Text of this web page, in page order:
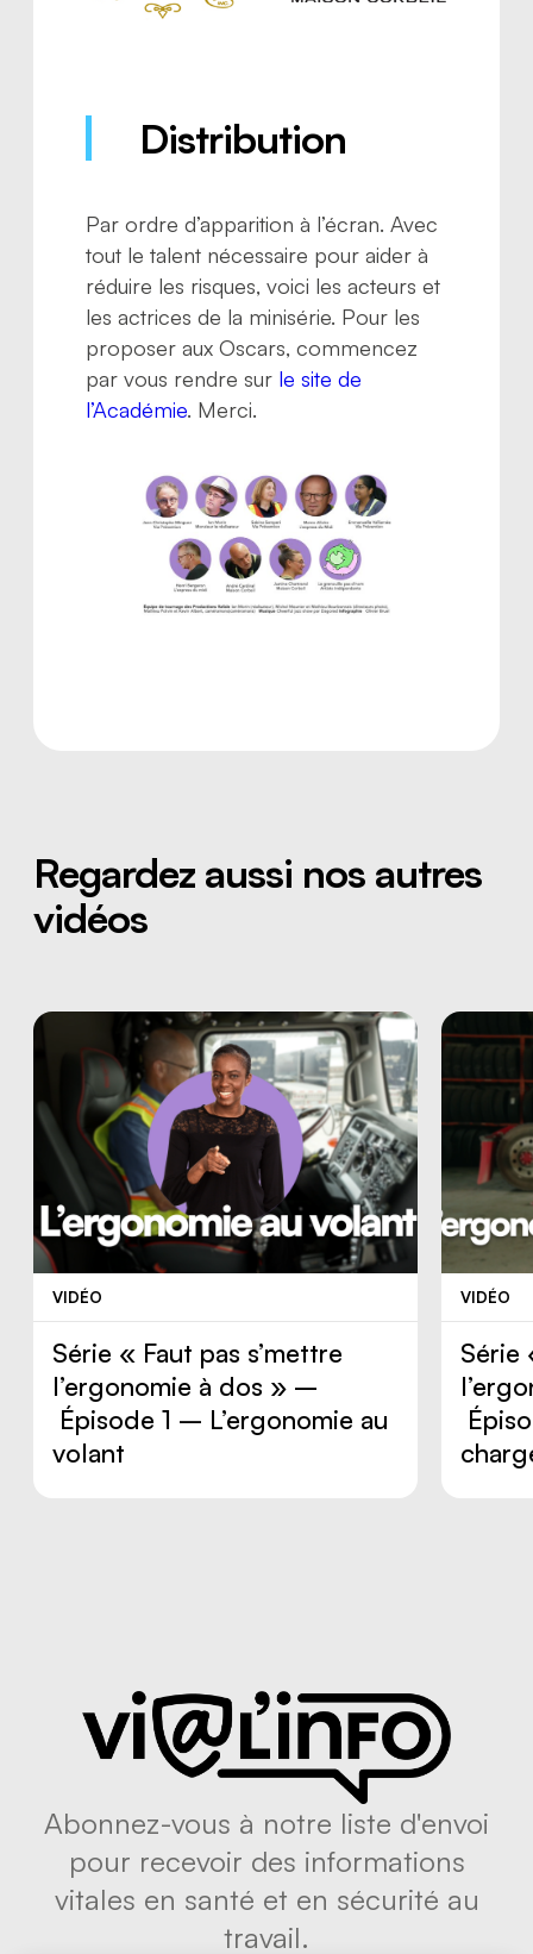
Distribution
Par ordre d’apparition à l’écran. Avec
tout le talent nécessaire pour aider à
réduire les risques, voici les acteurs et
les actrices de la minisérie. Pour les
proposer aux Oscars, commencez
par vous rendre sur le site de
l’Académie. Merci.
Regardez aussi nos autres
vidéos
VIDÉO
Série « Faut pas s’mettre
l’ergonomie à dos » –
Épisode 1 – L’ergonomie au
volant
VIDÉO
Série
Abonnez-vous à notre liste d'envoi
pour recevoir des informations
vitales en santé et en sécurité au
travail.